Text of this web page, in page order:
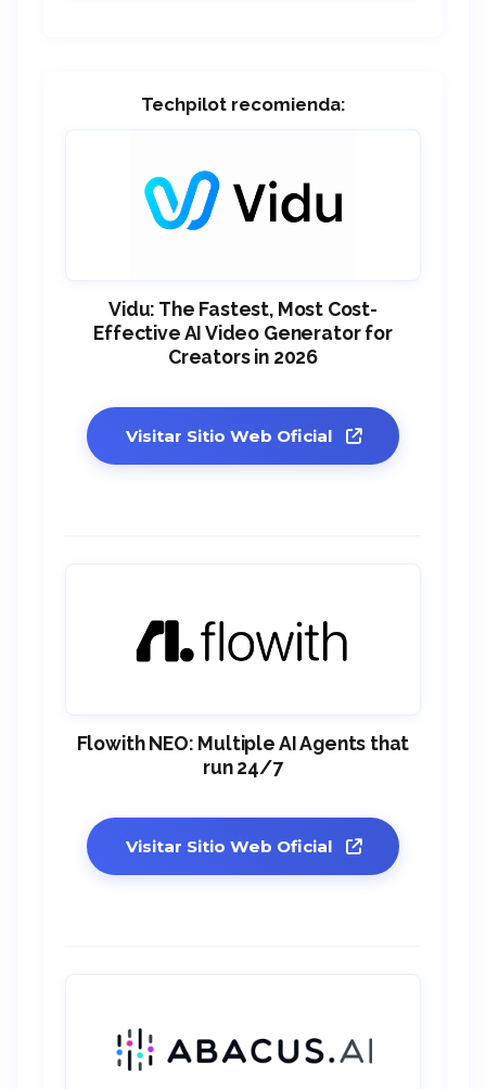
Techpilot recomienda:
Vidu: The Fastest, Most Cost-
Effective AI Video Generator for
Creators in 2026
Visitar Sitio Web Oficial
Flowith NEO: Multiple AI Agents that
run 24/7
Visitar Sitio Web Oficial